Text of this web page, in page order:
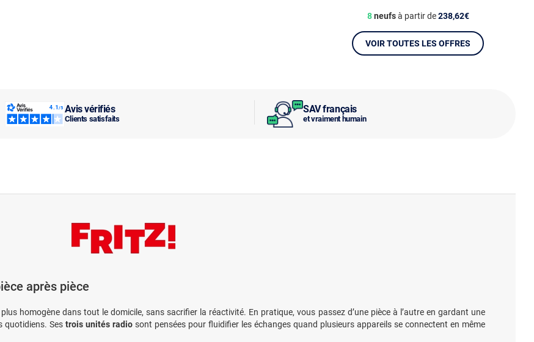
Avis vérifiés
Clients satisfaits
SAV français
et vraiment humain
8neufsà partir de238,62€
VOIR TOUTES LES OFFRES
après pièce
homogène dans tout le domicile, sans sacrifier la réactivité. En pratique, vous passez d’une pièce à l’autre en gardant une
quotidiens. Ses trois unités radio sont pensées pour fluidifier les échanges quand plusieurs appareils se connectent en même